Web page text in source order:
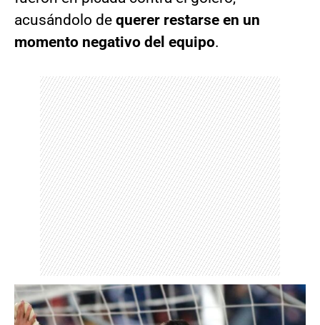
acusándolo de querer restarse en un
momento negativo del equipo.